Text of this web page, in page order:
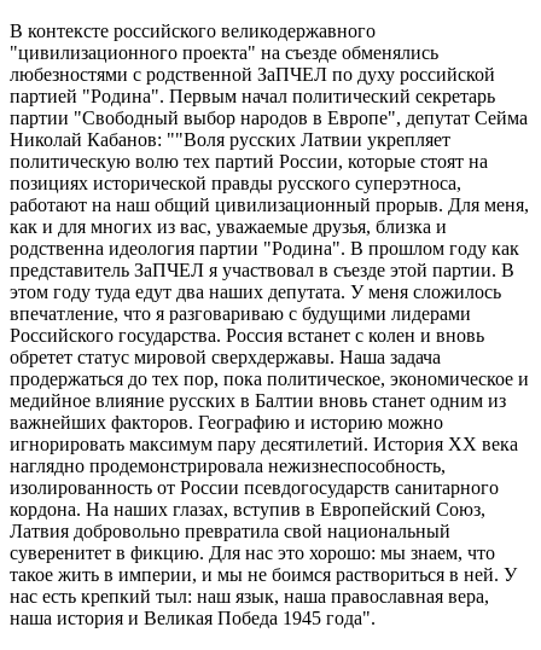
В контексте российского великодержавного
"цивилизационного проекта" на съезде обменялись
любезностями с родственной ЗаПЧЕЛ по духу российской
партией "Родина". Первым начал политический секретарь
партии "Свободный выбор народов в Европе", депутат Сейма
Николай Кабанов: ""Воля русских Латвии укрепляет
политическую волю тех партий России, которые стоят на
позициях исторической правды русского суперэтноса,
работают на наш общий цивилизационный прорыв. Для меня,
как и для многих из вас, уважаемые друзья, близка и
родственна идеология партии "Родина". В прошлом году как
представитель ЗаПЧЕЛ я участвовал в съезде этой партии. В
этом году туда едут два наших депутата. У меня сложилось
впечатление, что я разговариваю с будущими лидерами
Российского государства. Россия встанет с колен и вновь
обретет статус мировой сверхдержавы. Наша задача
продержаться до тех пор, пока политическое, экономическое и
медийное влияние русских в Балтии вновь станет одним из
важнейших факторов. Географию и историю можно
игнорировать максимум пару десятилетий. История XX века
наглядно продемонстрировала нежизнеспособность,
изолированность от России псевдогосударств санитарного
кордона. На наших глазах, вступив в Европейский Союз,
Латвия добровольно превратила свой национальный
суверенитет в фикцию. Для нас это хорошо: мы знаем, что
такое жить в империи, и мы не боимся раствориться в ней. У
нас есть крепкий тыл: наш язык, наша православная вера,
наша история и Великая Победа 1945 года".